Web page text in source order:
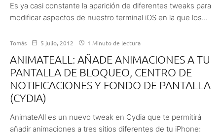
Es ya casi constante la aparición de diferentes tweaks para
modificar aspectos de nuestro terminal iOS en la que los...
Tomás 5 julio, 2012 1 Minuto de lectura
ANIMATEALL: AÑADE ANIMACIONES A TU
PANTALLA DE BLOQUEO, CENTRO DE
NOTIFICACIONES Y FONDO DE PANTALLA
(CYDIA)
AnimateAll es un nuevo tweak en Cydia que te permitirá
añadir animaciones a tres sitios diferentes de tu iPhone: